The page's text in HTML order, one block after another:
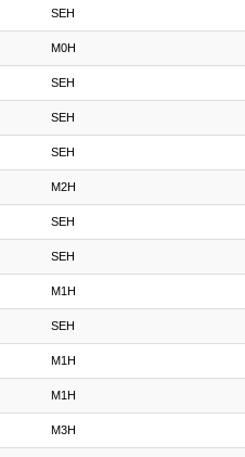
SEH
M0H
SEH
SEH
SEH
M2H
SEH
SEH
M1H
SEH
M1H
M1H
M3H